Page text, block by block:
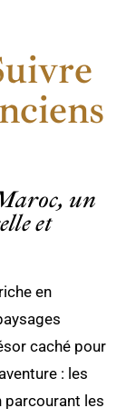
un
et
en
caché pour
: les
parcourant les